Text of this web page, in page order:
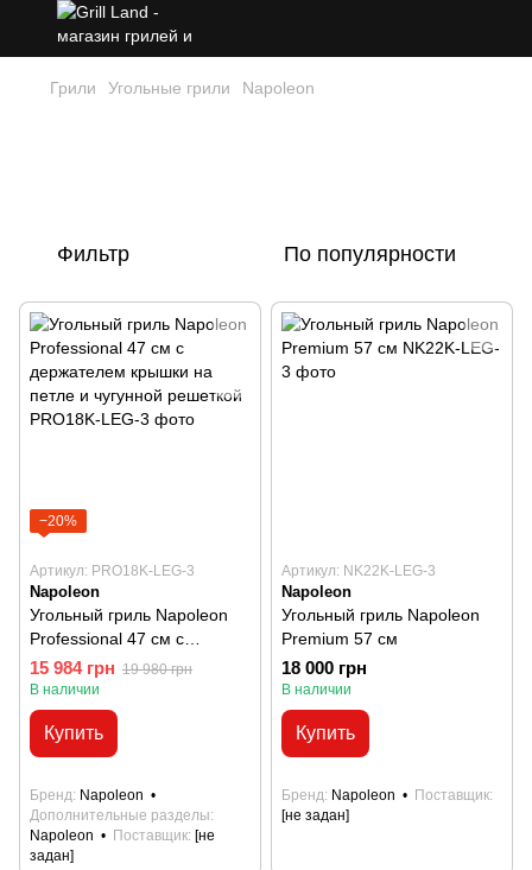
Грили Угольные грили Napoleon
Фильтр По популярности
−20%
Артикул: PRO18K-LEG-3
Napoleon
Угольный гриль Napoleon
Professional 47 см с
держателем крышки на
петле и чугунной решеткой
15 984 грн 19 980 грн
В наличии
Купить
Бренд Napoleon
Дополнительные разделы
Napoleon
Поставщик [не
задан]
Артикул: NK22K-LEG-3
Napoleon
Угольный гриль Napoleon
Premium 57 см
18 000 грн
В наличии
Купить
Бренд Napoleon
Поставщик
[не задан]